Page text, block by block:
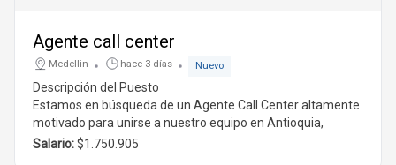
Agente call center
Medellin hace 3 días Nuevo
Descripción del Puesto
Estamos en búsqueda de un Agente Call Centeraltamente
motivado para unirse a nuestro equipo en Antioquia,
Medellín. Esta es una excelente oportunidad para quienes
Salario:$1.750.905